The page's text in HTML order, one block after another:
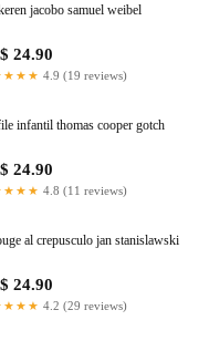
jacobo samuel weibel
24.90
4.9 (19 reviews)
infantil thomas cooper gotch
24.90
4.8 (11 reviews)
al crepusculo jan stanislawski
24.90
4.2 (29 reviews)